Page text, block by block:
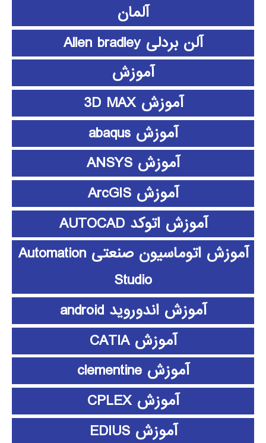
آلمان
آلن بردلی Allen bradley
آموزش
آموزش 3D MAX
آموزش abaqus
آموزش ANSYS
آموزش ArcGIS
آموزش اتوکد AUTOCAD
آموزش اتوماسیون صنعتی Automation
Studio
آموزش اندوروید android
آموزش CATIA
آموزش clementine
آموزش CPLEX
آموزش EDIUS